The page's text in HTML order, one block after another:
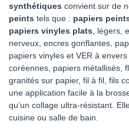
synthétiques convient sur de
peints tels que : papiers
papiers vinyles plats, légers,
nerveux, encres gonflantes,
papiers vinyles et VER à envers
coréennes, papiers métallisés,
granités sur papier, fil à fil, fils
une application facile à la
qu’un collage ultra-résistant.
cuisine ou salle de bain.